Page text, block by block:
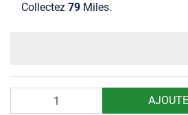
Collectez 79 Miles.